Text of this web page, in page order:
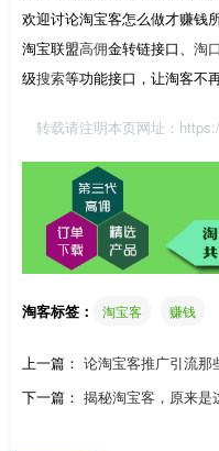
欢迎讨论淘宝客怎么做才赚钱
淘宝联盟高佣金转链接口、 淘
级搜索等功能接口，让淘客不
转载请注明本页网址：
淘客标签： 淘宝客 赚钱
上一篇： 论淘宝客推广引流那
下一篇： 揭秘淘宝客，原来是